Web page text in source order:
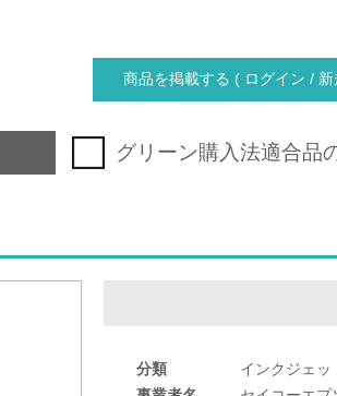
商品を掲載する ( ログイン / 新
グリーン購入法適合品
分類
インクジェッ